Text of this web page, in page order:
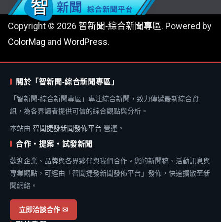
Copyright © 2026 智新聞-綜合新聞專區. Powered by
ColorMag and WordPress.
關於「智新聞-綜合新聞專區」
「智新聞-綜合新聞專區」專注綜合新聞，致力傳遞最新綜合資
訊，為各界讀者提供可信的綜合觀點與分析。
本站由 智聞捷發新聞發佈平台 營運。
合作・提案・試發新聞
歡迎企業、品牌與各界夥伴與我們合作。您的新聞稿、活動訊息與
專業觀點，可經由「智聞捷發新聞發佈平台」發佈，快速擴散至新
聞網絡。
立即洽談合作 ✉